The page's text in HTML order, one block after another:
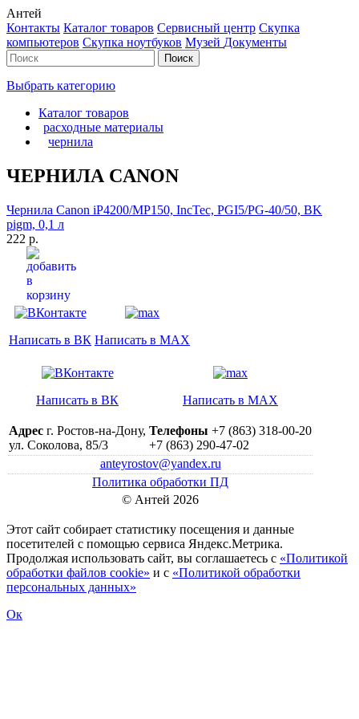
Антей
Контакты Каталог товаров Сервисный центр Cкупка
компьютеров Cкупка ноутбуков Музей Документы
Выбрать категорию
Каталог товаров
расходные материалы
чернила
ЧЕРНИЛА CANON
Чернила Canon iP4200/MP150, IncTec, PGI5/PG-40/50, BK
pigm, 0,1 л
222 р.
Написать в ВК Написать в MAX
Написать в ВК Написать в MAX
Адрес г. Ростов-на-Дону,
ул. Соколова, 85/3
Телефоны +7 (863) 318-00-20
+7 (863) 290-47-02
anteyrostov@yandex.ru
Политика обработки ПД
© Антей 2026
Этот сайт собирает статистику посещения и данные
посетителей c помощью сервиса Яндекс.Метрика.
Продолжая использовать сайт, вы соглашаетесь с «Политикой
обработки файлов cookie» и с «Политикой обработки
персональных данных»
Ок